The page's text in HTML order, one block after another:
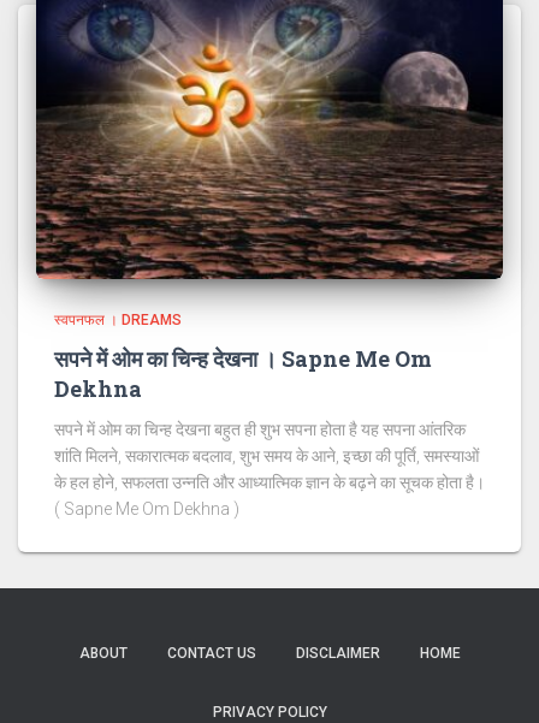
स्वपनफल । DREAMS
सपने में ओम का चिन्ह देखना । Sapne Me Om
Dekhna
सपने में ओम का चिन्ह देखना बहुत ही शुभ सपना होता है यह सपना आंतरिक
शांति मिलने, सकारात्मक बदलाव, शुभ समय के आने, इच्छा की पूर्ति, समस्याओं
के हल होने, सफलता उन्नति और आध्यात्मिक ज्ञान के बढ़ने का सूचक होता है।
( Sapne Me Om Dekhna )
ABOUT CONTACT US DISCLAIMER HOME
PRIVACY POLICY